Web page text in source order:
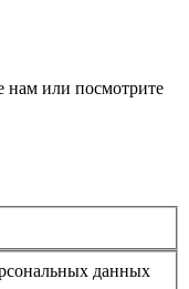
или посмотрите